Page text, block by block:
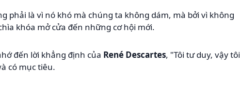
phải là vì nó khó mà chúng ta không dám, mà bởi vì không
khóa mở cửa đến những cơ hội mới.
đến lời khẳng định của René Descartes, "Tôi tư duy, vậy tôi
có mục tiêu.